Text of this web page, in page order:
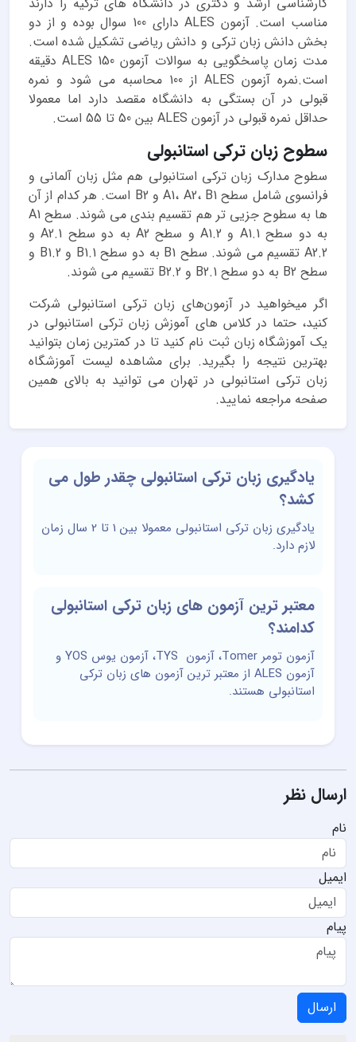
مناسب است. آزمون ALES دارای 100 سوال بوده و از دو
بخش دانش زبان ترکی و دانش ریاضی تشکیل شده است.
مدت زمان پاسخگویی به سوالات آزمون ALES 150 دقیقه
است.نمره آزمون ALES از 100 محاسبه می شود و نمره
قبولی در آن بستگی به دانشگاه مقصد دارد اما معمولا
حداقل نمره قبولی در آزمون ALES بین 50 تا 55 است.
سطوح زبان ترکی استانبولی
سطوح مدارک زبان ترکی استانبولی هم مثل زبان آلمانی و
فرانسوی شامل سطح A1، A2، B1 و B2 است. هر کدام از آن
ها به سطوح جزیی تر هم تقسیم بندی می شوند. سطح A1
به دو سطح A1.1 و A1.2 و سطح A2 به دو سطح A2.1 و
A2.2 تقسیم می شوند. سطح B1 به دو سطح B1.1 و B1.2 و
سطح B2 به دو سطح B2.1 و B2.2 تقسیم می شوند.
اگر میخواهید در آزمون‌های زبان ترکی استانبولی شرکت
کنید، حتما در کلاس های آموزش زبان ترکی استانبولی در
یک آموزشگاه زبان ثبت نام کنید تا در کمترین زمان بتوانید
بهترین نتیجه را بگیرید. برای مشاهده لیست آموزشگاه
زبان ترکی استانبولی در تهران می توانید به بالای همین
صفحه مراجعه نمایید.
یادگیری زبان ترکی استانبولی چقدر طول می
کشد؟
یادگیری زبان ترکی استانبولی معمولا بین 1 تا 2 سال زمان
لازم دارد.
معتبر ترین آزمون های زبان ترکی استانبولی
کدامند؟
آزمون تومر Tomer، آزمون TYS، آزمون یوس YOS و
آزمون ALES از معتبر ترین آزمون های زبان ترکی
استانبولی هستند.
ارسال نظر
نام
ایمیل
پیام
ارسال